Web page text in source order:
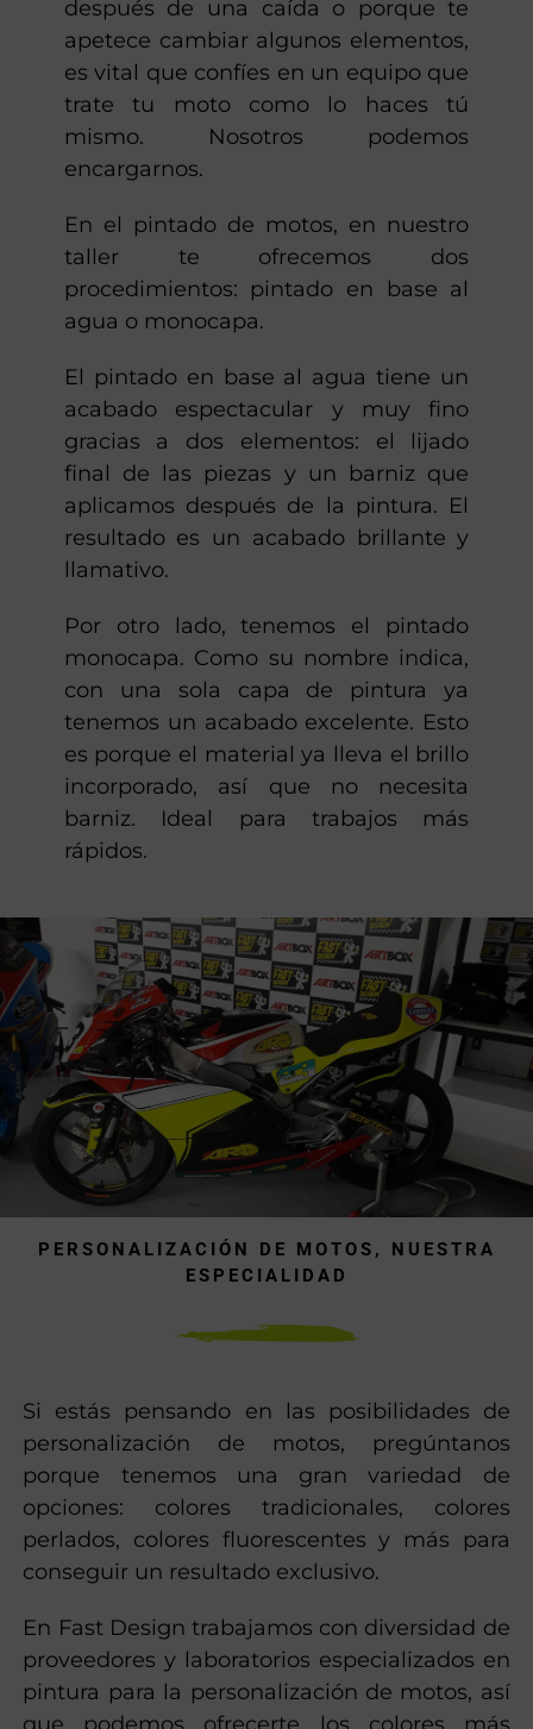
después de una caída o porque te
apetece cambiar algunos elementos,
es vital que confíes en un equipo que
trate tu moto como lo haces tú
mismo. Nosotros podemos
encargarnos.
En el pintado de motos, en nuestro
taller te ofrecemos dos
procedimientos: pintado en base al
agua o monocapa.
El pintado en base al agua tiene un
acabado espectacular y muy fino
gracias a dos elementos: el lijado
final de las piezas y un barniz que
aplicamos después de la pintura. El
resultado es un acabado brillante y
llamativo.
Por otro lado, tenemos el pintado
monocapa. Como su nombre indica,
con una sola capa de pintura ya
tenemos un acabado excelente. Esto
es porque el material ya lleva el brillo
incorporado, así que no necesita
barniz. Ideal para trabajos más
rápidos.
PERSONALIZACIÓN DE MOTOS, NUESTRA
ESPECIALIDAD
Si estás pensando en las posibilidades de
personalización de motos, pregúntanos
porque tenemos una gran variedad de
opciones: colores tradicionales, colores
perlados, colores fluorescentes y más para
conseguir un resultado exclusivo.
En Fast Design trabajamos con diversidad de
proveedores y laboratorios especializados en
pintura para la personalización de motos, así